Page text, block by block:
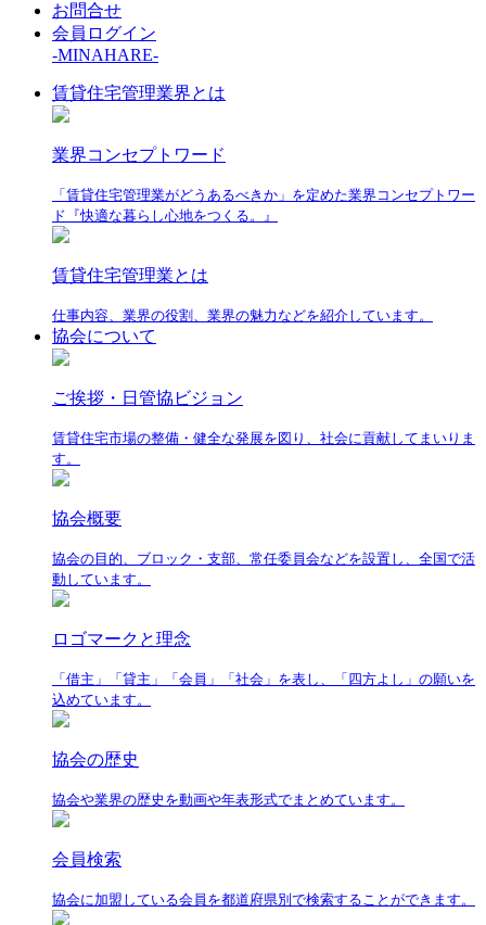
お問合せ
会員ログイン
-MINAHARE-
賃貸住宅管理業界とは
業界コンセプトワード
「賃貸住宅管理業がどうあるべきか」を定めた業界コンセプトワー
ド『快適な暮らし心地をつくる。』
賃貸住宅管理業とは
仕事内容、業界の役割、業界の魅力などを紹介しています。
協会について
ご挨拶・日管協ビジョン
賃貸住宅市場の整備・健全な発展を図り、社会に貢献してまいりま
す。
協会概要
協会の目的、ブロック・支部、常任委員会などを設置し、全国で活
動しています。
ロゴマークと理念
「借主」「貸主」「会員」「社会」を表し、「四方よし」の願いを
込めています。
協会の歴史
協会や業界の歴史を動画や年表形式でまとめています。
会員検索
協会に加盟している会員を都道府県別で検索することができます。